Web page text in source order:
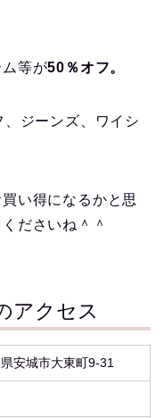
等が50％オフ。
ジーンズ、ワイシ
い得になるかと思
ださいね＾＾
アクセス
安城市大東町9-31